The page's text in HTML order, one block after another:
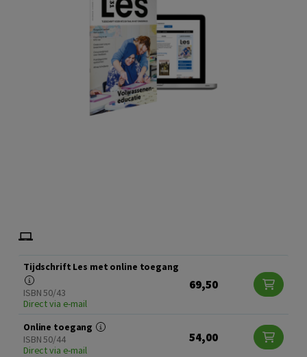
Tijdschrift Les met online toegang
ISBN 50/43
Direct via e-mail
69,50
Online toegang
ISBN 50/44
Direct via e-mail
54,00